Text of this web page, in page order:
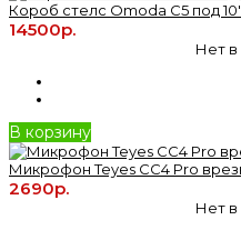
Короб стелс Omoda C5 под
14500р.
Нет в
В корзину
Микрофон Teyes CC4 Pro
2690р.
Нет в